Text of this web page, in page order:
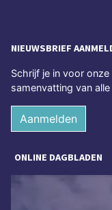
NIEUWSBRIEF
Schrijf je in voor
samenvatting van
Aanmelden
ONLINE DAGBLADEN